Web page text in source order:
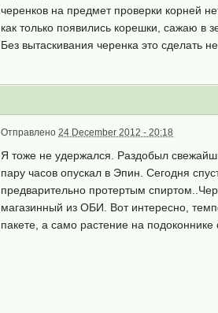
черенков на предмет проверки корней
как только появились корешки, сажаю в
Без вытаскивания черенка это сделать
Отправлено 24 December 2012 - 20:18
Я тоже не удержался. Раздобыл
пару часов опускал в Эпин. Сегодня
предварительно протертым
магазинный из ОБИ. Вот интересно,
пакете, а само растение на подоконнике